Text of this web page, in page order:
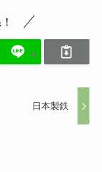
日本製鉄